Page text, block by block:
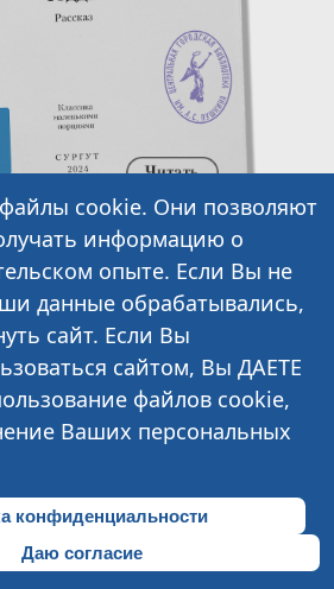
5 Следующий:
Вперед
Политика в отношении
персональных данных
cookie. Они позволяют
информацию о
опыте. Если Вы не
данные обрабатывались,
сайт. Если Вы
сайтом, Вы ДАЕТЕ
файлов cookie,
Ваших персональных
конфиденциальности
Даю согласие